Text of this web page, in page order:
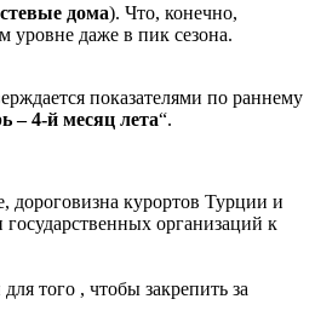
дома). Что, конечно,
уровне даже в пик сезона.
показателями по раннему
– 4-й месяц лета“.
дороговизна курортов Турции и
организаций к
того , чтобы закрепить за